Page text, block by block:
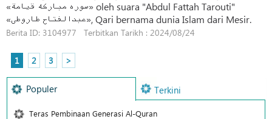
«سوره مبارکه قیامة» oleh suara "Abdul Fattah Tarouti"
«عبدالفتاح طاروطی», Qari bernama dunia Islam dari Mesir.
Berita ID: 3104977 Terbitkan Tarikh : 2024/08/24
1 2 3 >
Populer Terkini
Teras Pembinaan Generasi Al-Quran